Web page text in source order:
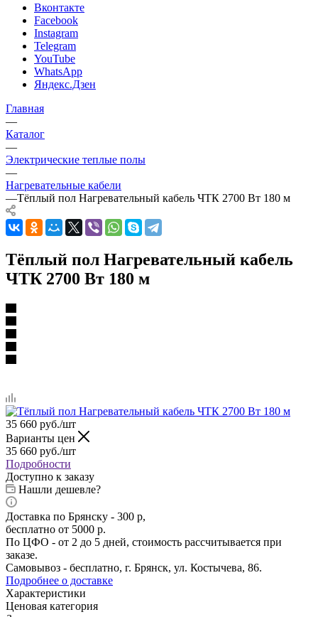
Вконтакте
Facebook
Instagram
Telegram
YouTube
WhatsApp
Яндекс.Дзен
Главная
—
Каталог
—
Электрические теплые полы
—
Нагревательные кабели
—Тёплый пол Нагревательный кабель ЧТК 2700 Вт 180 м
Тёплый пол Нагревательный кабель
ЧТК 2700 Вт 180 м
35 660 руб./шт
Варианты цен
35 660 руб./шт
Подробности
Доступно к заказу
Нашли дешевле?
Доставка по Брянску - 300 р,
бесплатно от 5000 р.
По ЦФО - от 2 до 5 дней, стоимость рассчитывается при
заказе.
Самовывоз - бесплатно, г. Брянск, ул. Костычева, 86.
Подробнее о доставке
Характеристики
Ценовая категория